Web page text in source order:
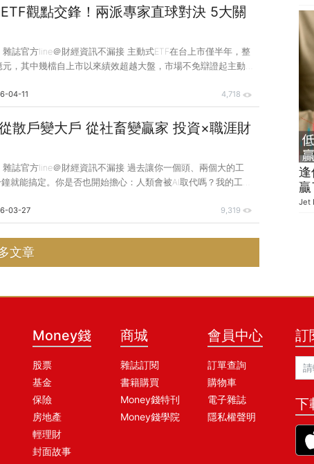
川普宣布對等關稅政策，引發全球股市急挫，而隨後在AI題材
彈並持續創高，多檔主動式ETF正好於此期間上市，搭上順風
成功吸
觀點交鋒！兩派專家直球對決 5大關
誌官方line＠財經資訊不漏接 主動式ETF在台上市僅半年，整
，其中幾檔自上市以來績效超越大盤，市場不免辯證起主動與
邀請主動、被動派專家觀點交鋒，拆解兩派之間的核心差異，
求，研擬最合適自己的投資策略。 【被動派】張遠 小檔案 台
，2008年開始用ETF進行指數化投資至今，目前經營「Ffaarr投
名FB粉絲專頁。 【主動派】朱岳中 小檔案 中正大學國際經
04-11 4,718
散戶變大戶 從社畜變贏家 投資×職涯財
雜誌官方line＠財經資訊不漏接 過去讓你一個頭、兩個大的工
就能搞定。你是否也開始擔心：人類會被AI取代嗎？我的工作
只要掌握AI，小資族也有翻身的機會。 本期〈封面故事〉不僅
主線與投資標的，更教你如何運用AI打造自動化投資助理、解
與其坐等被浪潮淹沒，不如學會御AI而行，讓能力與資產一起
好不容易為公司談成一項跨國合作案，卻為簽約事宜傷透腦
規，一邊硬著頭皮草擬合約，10頁的內容足足寫了5天，最後又
反覆討論、
03-27 9,319
文章
逢
贏
Jet
Money錢
股票
基金
保險
房地產
輕理財
封面故事
商城
雜誌訂閱
書籍購買
Money錢特刊
Money錢學院
會員中心
訂單查詢
購物車
電子雜誌
隱私權聲明
訂
下